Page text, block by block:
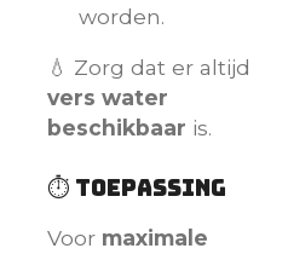
worden.
💧 Zorg dat er altijd
vers water
beschikbaar is.
⏱️ Toepassing
Voor maximale